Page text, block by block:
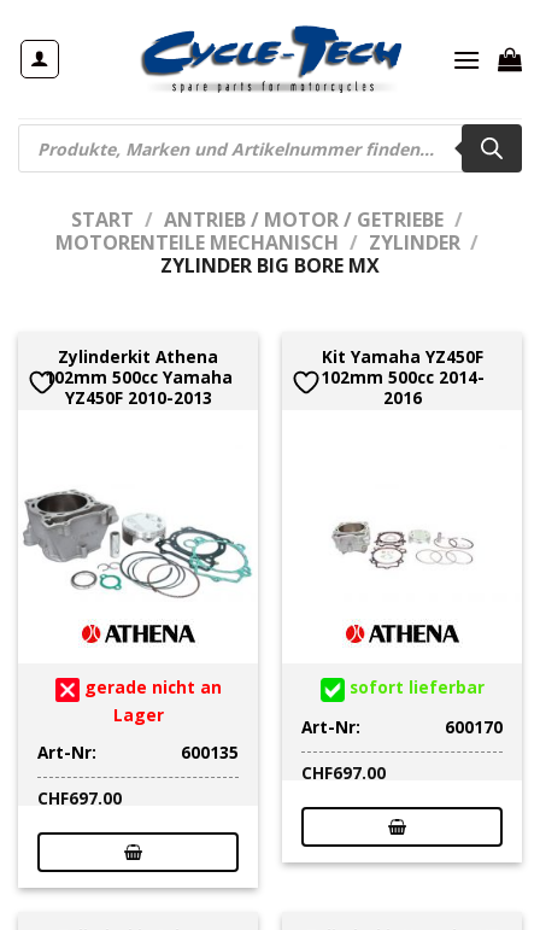
Inhalt
springen
Products
search
START / ANTRIEB / MOTOR / GETRIEBE /
MOTORENTEILE MECHANISCH / ZYLINDER /
ZYLINDER BIG BORE MX
Zylinderkit Athena
102mm 500cc Yamaha
YZ450F 2010-2013
gerade nicht an
Lager
Art-Nr:
600135
CHF697.00
Kit Yamaha YZ450F
102mm 500cc 2014-
2016
sofort lieferbar
Art-Nr:
600170
CHF697.00